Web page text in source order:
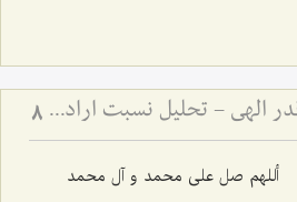
تبیین کیفیت قضا و قدر الهی - تحلیل نسبت اراده پروردگار با تعینات و تشخصات عالم 8
أللهم صل علی محمد و آل محمد